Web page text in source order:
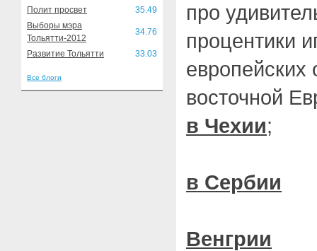
Полит просвет
35.49
Выборы мэра
Тольятти-2012
34.76
Развитие Тольятти 33.03
Все блоги
про
процентики
европейских
восточной
в Чехии;
в Сербии
Венгрии